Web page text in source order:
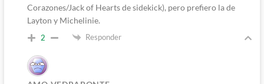
Corazones/Jack of Hearts de sidekick), pero prefiero la de
Layton y Michelinie.
2 Responder